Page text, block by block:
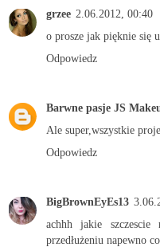
grzee 2.06.2012, 00:40
o prosze jak pięknie się
Odpowiedz
Barwne pasje JS
Ale super,wszystkie
Odpowiedz
BigBrownEyEs13
achhh jakie
przedłużeniu napewno